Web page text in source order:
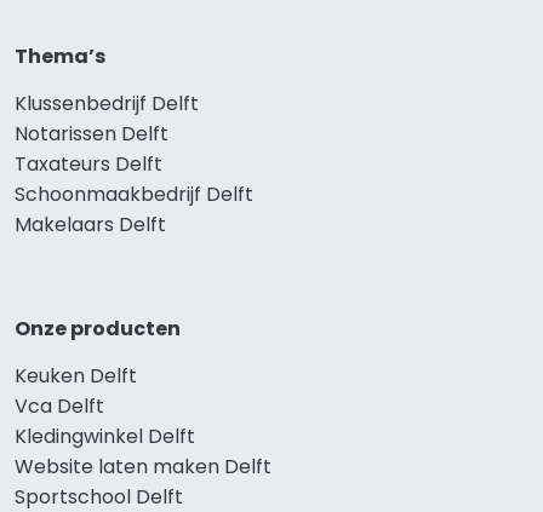
Thema’s
Klussenbedrijf Delft
Notarissen Delft
Taxateurs Delft
Schoonmaakbedrijf Delft
Makelaars Delft
Onze producten
Keuken Delft
Vca Delft
Kledingwinkel Delft
Website laten maken Delft
Sportschool Delft